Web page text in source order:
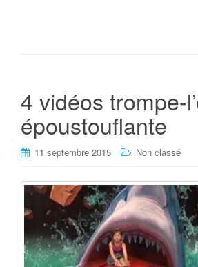
4 vidéos trompe-
époustouflante
11 septembre 2015 Non classé